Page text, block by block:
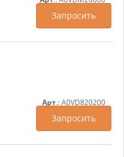
Запросить
Арт.: A0VD820200
Запросить